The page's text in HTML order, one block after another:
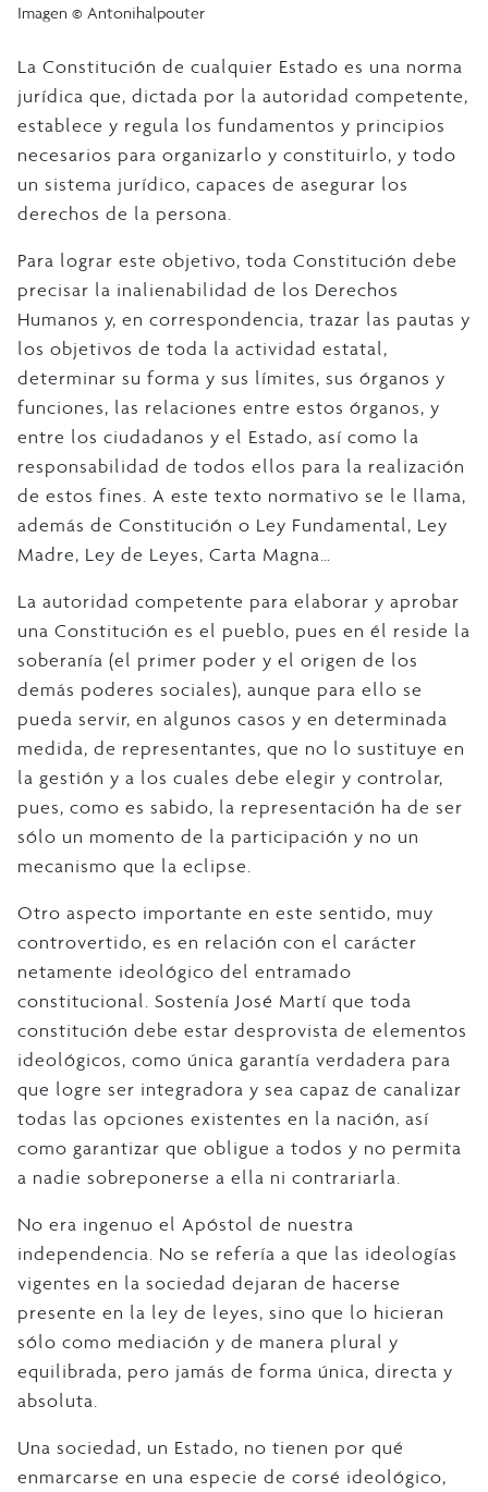
Imagen © Antonihalpouter
La Constitución de cualquier Estado es una norma
jurídica que, dictada por la autoridad competente,
establece y regula los fundamentos y principios
necesarios para organizarlo y constituirlo, y todo
un sistema jurídico, capaces de asegurar los
derechos de la persona.
Para lograr este objetivo, toda Constitución debe
precisar la inalienabilidad de los Derechos
Humanos y, en correspondencia, trazar las pautas y
los objetivos de toda la actividad estatal,
determinar su forma y sus límites, sus órganos y
funciones, las relaciones entre estos órganos, y
entre los ciudadanos y el Estado, así como la
responsabilidad de todos ellos para la realización
de estos fines. A este texto normativo se le llama,
además de Constitución o Ley Fundamental, Ley
Madre, Ley de Leyes, Carta Magna…
La autoridad competente para elaborar y aprobar
una Constitución es el pueblo, pues en él reside la
soberanía (el primer poder y el origen de los
demás poderes sociales), aunque para ello se
pueda servir, en algunos casos y en determinada
medida, de representantes, que no lo sustituye en
la gestión y a los cuales debe elegir y controlar,
pues, como es sabido, la representación ha de ser
sólo un momento de la participación y no un
mecanismo que la eclipse.
Otro aspecto importante en este sentido, muy
controvertido, es en relación con el carácter
netamente ideológico del entramado
constitucional. Sostenía José Martí que toda
constitución debe estar desprovista de elementos
ideológicos, como única garantía verdadera para
que logre ser integradora y sea capaz de canalizar
todas las opciones existentes en la nación, así
como garantizar que obligue a todos y no permita
a nadie sobreponerse a ella ni contrariarla.
No era ingenuo el Apóstol de nuestra
independencia. No se refería a que las ideologías
vigentes en la sociedad dejaran de hacerse
presente en la ley de leyes, sino que lo hicieran
sólo como mediación y de manera plural y
equilibrada, pero jamás de forma única, directa y
absoluta.
Una sociedad, un Estado, no tienen por qué
enmarcarse en una especie de corsé ideológico,